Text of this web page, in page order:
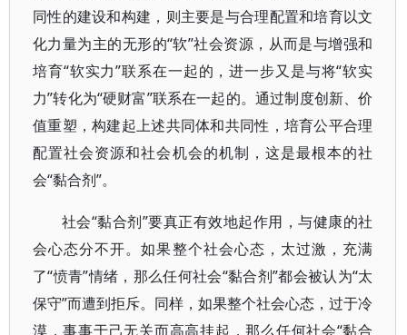
同性的建设和构建，则主要是与合理配置和培育以文
化力量为主的无形的“软”社会资源，从而是与增强和
培育“软实力”联系在一起的，进一步又是与将“软实
力”转化为“硬财富”联系在一起的。通过制度创新、价
值重塑，构建起上述共同体和共同性，培育公平合理
配置社会资源和社会机会的机制，这是最根本的社
会“黏合剂”。
社会“黏合剂”要真正有效地起作用，与健康的社
会心态分不开。如果整个社会心态，太过激，充满
了“愤青”情绪，那么任何社会“黏合剂”都会被认为“太
保守”而遭到拒斥。同样，如果整个社会心态，过于冷
漠，事事于己无关而高高挂起，那么任何社会“黏合